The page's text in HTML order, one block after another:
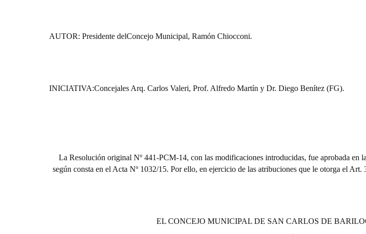
AUTOR: Presidente delConcejo Municipal, Ramón Chiocconi.
INICIATIVA:Concejales Arq. Carlos Valeri, Prof. Alfredo Martín y Dr. Diego Benítez (FG).
La Resolución original Nº 441-PCM-14, con las modificaciones introducidas, fue aprobada en
según consta en el Acta Nº 1032/15. Por ello, en ejercicio de las atribuciones que le otorga el
EL CONCEJO MUNICIPAL DE SAN CARLOS DE